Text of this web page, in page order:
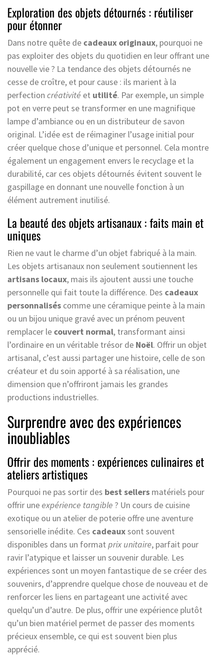
Exploration des objets détournés : réutiliser
pour étonner
Dans notre quête de cadeaux originaux, pourquoi ne
pas exploiter des objets du quotidien en leur offrant une
nouvelle vie ? La tendance des objets détournés ne
cesse de croître, et pour cause : ils marient à la
perfection créativité et utilité. Par exemple, un simple
pot en verre peut se transformer en une magnifique
lampe d’ambiance ou en un distributeur de savon
original. L’idée est de réimaginer l’usage initial pour
créer quelque chose d’unique et personnel. Cela montre
également un engagement envers le recyclage et la
durabilité, car ces objets détournés évitent souvent le
gaspillage en donnant une nouvelle fonction à un
élément autrement inutilisé.
La beauté des objets artisanaux : faits main et
uniques
Rien ne vaut le charme d’un objet fabriqué à la main.
Les objets artisanaux non seulement soutiennent les
artisans locaux, mais ils ajoutent aussi une touche
personnelle qui fait toute la différence. Des cadeaux
personnalisés comme une céramique peinte à la main
ou un bijou unique gravé avec un prénom peuvent
remplacer le couvert normal, transformant ainsi
l’ordinaire en un véritable trésor de Noël. Offrir un objet
artisanal, c’est aussi partager une histoire, celle de son
créateur et du soin apporté à sa réalisation, une
dimension que n’offriront jamais les grandes
productions industrielles.
Surprendre avec des expériences
inoubliables
Offrir des moments : expériences culinaires et
ateliers artistiques
Pourquoi ne pas sortir des best sellers matériels pour
offrir uneexpérience tangible ? Un cours de cuisine
exotique ou un atelier de poterie offre une aventure
sensorielle inédite. Ces cadeauxsont souvent
disponibles dans un format prix unitaire, parfait pour
ravir l’atypique et laisser un souvenir durable. Les
expériences sont un moyen fantastique de se créer des
souvenirs, d’apprendre quelque chose de nouveau et de
renforcer les liens en partageant une activité avec
quelqu’un d’autre. De plus, offrir une expérience plutôt
qu’un bien matériel permet de passer des moments
précieux ensemble, ce qui est souvent bien plus
apprécié.